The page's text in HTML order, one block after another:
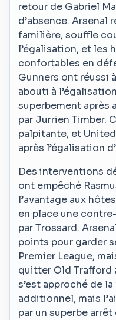
retour de Gabriel
d’absence. Arsenal
familière, souffle
l’égalisation, et les
confortables en
Gunners ont réussi
abouti à
superbement après
par Jurrien Timber.
palpitante, et
après l’égalisation
Des interventions
ont empêché
l’avantage aux
en place une
par Trossard.
points pour garder
Premier League,
quitter Old Trafford
s’est approché de
additionnel, mais
par un superbe